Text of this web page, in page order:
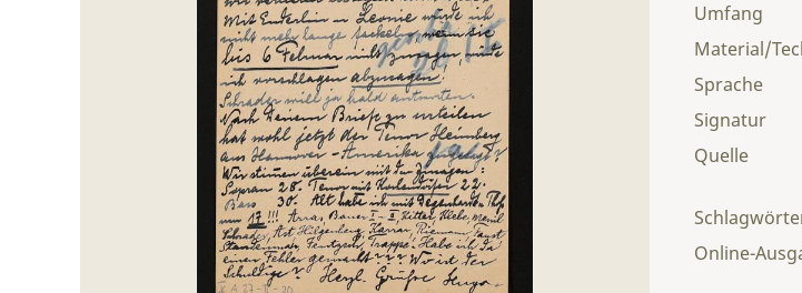
Umfang
Material/
Sprache
Signatur
Quelle
Online-